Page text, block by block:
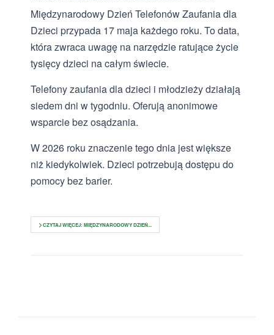
Międzynarodowy Dzień Telefonów Zaufania dla
Dzieci przypada 17 maja każdego roku. To data,
która zwraca uwagę na narzędzie ratujące życie
tysięcy dzieci na całym świecie.
Telefony zaufania dla dzieci i młodzieży działają
siedem dni w tygodniu. Oferują anonimowe
wsparcie bez osądzania.
W 2026 roku znaczenie tego dnia jest większe
niż kiedykolwiek. Dzieci potrzebują dostępu do
pomocy bez barier.
CZYTAJ WIĘCEJ: MIĘDZYNARODOWY DZIEŃ...